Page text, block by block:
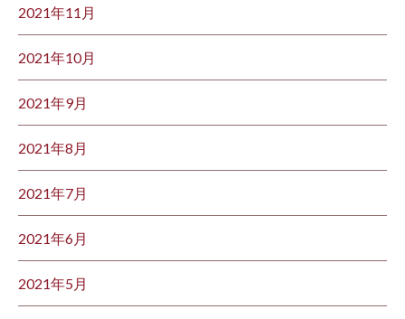
2021年11月
2021年10月
2021年9月
2021年8月
2021年7月
2021年6月
2021年5月